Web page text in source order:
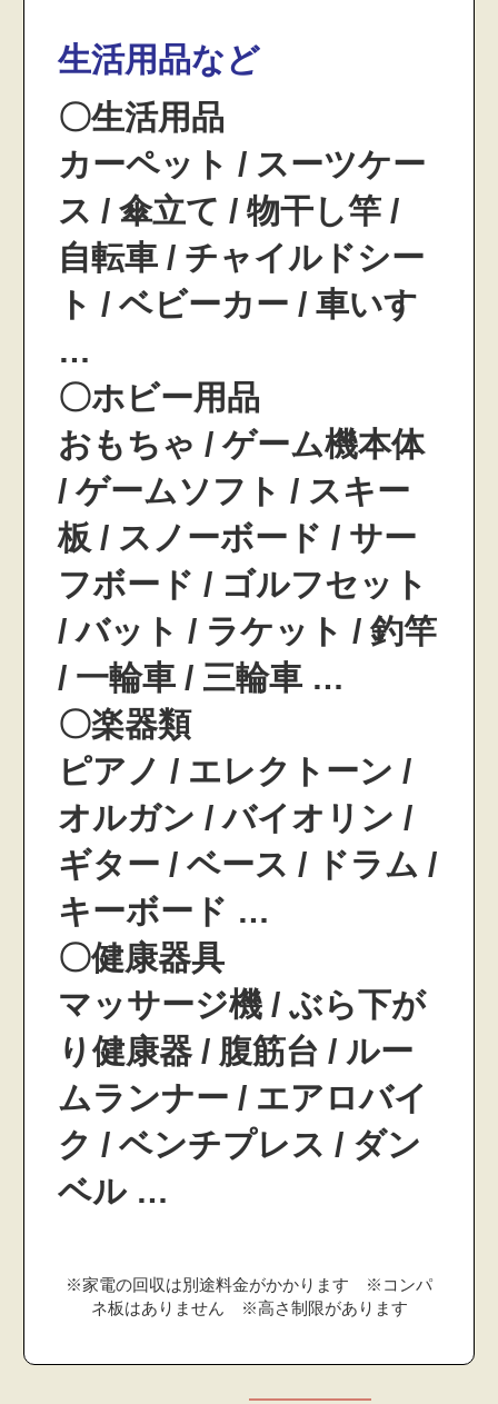
生活用品など
〇生活用品
カーペット / スーツケー
ス / 傘立て / 物干し竿 /
自転車 / チャイルドシー
ト / ベビーカー / 車いす
…
〇ホビー用品
おもちゃ / ゲーム機本体
/ ゲームソフト / スキー
板 / スノーボード / サー
フボード / ゴルフセット
/ バット / ラケット / 釣竿
/ 一輪車 / 三輪車 …
〇楽器類
ピアノ / エレクトーン /
オルガン / バイオリン /
ギター / ベース / ドラム /
キーボード …
〇健康器具
マッサージ機 / ぶら下が
り健康器 / 腹筋台 / ルー
ムランナー / エアロバイ
ク / ベンチプレス / ダン
ベル …
※家電の回収は別途料金がかかります ※コンパ
ネ板はありません ※高さ制限があります